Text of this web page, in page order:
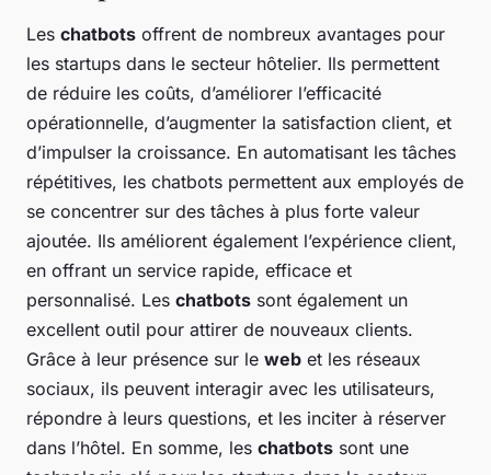
Les chatbots offrent de nombreux avantages pour
les startups dans le secteur hôtelier. Ils permettent
de réduire les coûts, d’améliorer l’efficacité
opérationnelle, d’augmenter la satisfaction client, et
d’impulser la croissance. En automatisant les tâches
répétitives, les chatbots permettent aux employés de
se concentrer sur des tâches à plus forte valeur
ajoutée. Ils améliorent également l’expérience client,
en offrant un service rapide, efficace et
personnalisé. Les chatbots sont également un
excellent outil pour attirer de nouveaux clients.
Grâce à leur présence sur le web et les réseaux
sociaux, ils peuvent interagir avec les utilisateurs,
répondre à leurs questions, et les inciter à réserver
dans l’hôtel. En somme, les chatbots sont une